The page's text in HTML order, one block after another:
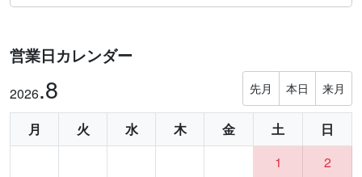
営業日カレンダー
2026.8 先月 本日 来月
月 火 水 木 金 土
日
1
2